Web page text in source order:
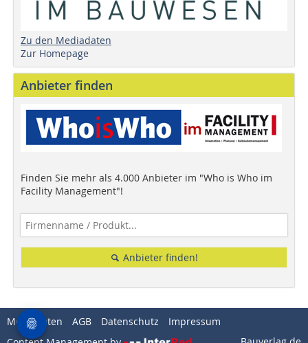
Zu den Mediadaten
Zur Homepage
Anbieter finden
Finden Sie mehr als 4.000 Anbieter im "Who is Who im
Facility Management"!
Anbieter finden!
Mediadaten AGB Datenschutz
Impressum